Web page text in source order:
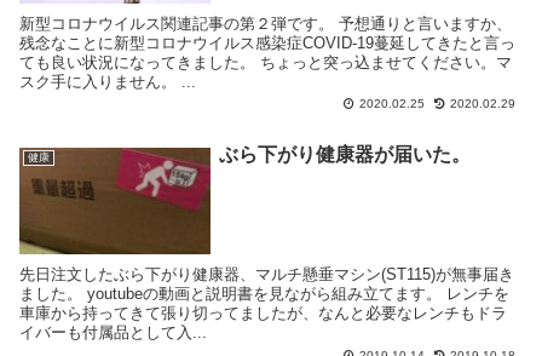
新型コロナウイルス関連記事の第２弾です。 予想通りと言いますか、
残念なことに新型コロナウイルス感染症COVID-19蔓延してきたと言っ
ても良い状況になってきました。 ちょっと突っ込ませてください。マ
スク手に入りません。 ...
2020.02.25 2020.02.29
健康 ぶら下がり健康器が届いた。
先日注文したぶら下がり健康器、マルチ懸垂マシン(ST115)が無事届き
ました。 youtubeの動画と説明書を見ながら組み立てます。 レンチを
車庫から持ってきて張り切ってましたが、なんと必要なレンチもドラ
イバーも付属品として入...